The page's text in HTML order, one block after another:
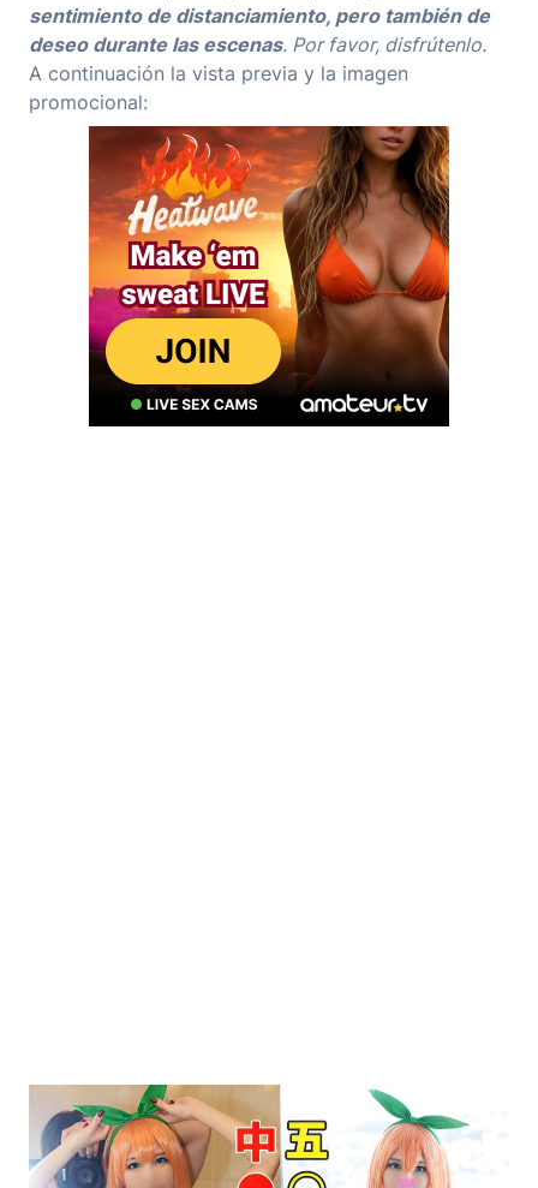
sentimiento de distanciamiento, pero también de
deseo durante las escenas. Por favor, disfrútenlo.
A continuación la vista previa y la imagen
promocional: